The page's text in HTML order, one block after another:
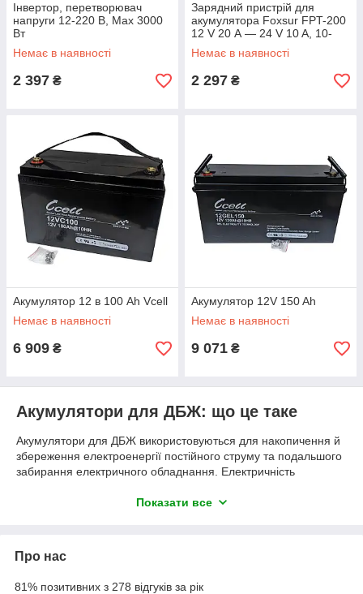
Інвертор, перетворювач
напруги 12-220 В, Max 3000
Вт
Немає в наявності
2 397 ₴
Зарядний пристрій для
акумулятора Foxsur FPT-200
12 V 20 А — 24 V 10 A, 10-
300 А-год, імпульсний
Немає в наявності
2 297 ₴
Акумулятор 12 в 100 Ah Vcell
Немає в наявності
6 909 ₴
Акумулятор 12V 150 Ah
Немає в наявності
9 071 ₴
Акумулятори для ДБЖ: що це таке
Акумулятори для ДБЖ використовуються для накопичення й
збереження електроенергії постійного струму та подальшого
забирання електричного обладнання. Електричність
електричну в момент розряджання батареї. Під час її
використовуються для запивання електрично опалювальних
котлів, комп'ютерів та іншої техніки.
Крім цього, акумулятори для джерел безперебійного
Показати все
Про нас
81% позитивних з 278 відгуків за рік